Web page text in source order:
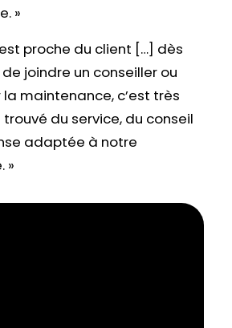
»
est proche du client […] dès
joindre un conseiller ou
la maintenance, c’est très
du service, du conseil
adaptée à notre
»